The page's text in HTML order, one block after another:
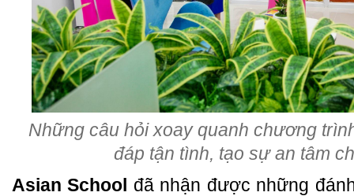
Những câu hỏi xoay quanh chương
đáp tận tình, tạo sự an tâm
Asian School đã nhận được những